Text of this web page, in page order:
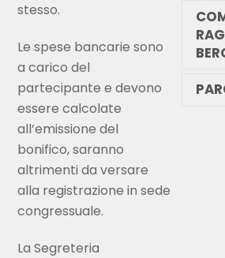
stesso.
Le spese bancarie sono
a carico del
partecipante e devono
essere calcolate
all’emissione del
bonifico, saranno
altrimenti da versare
alla registrazione in sede
congressuale.
La Segreteria